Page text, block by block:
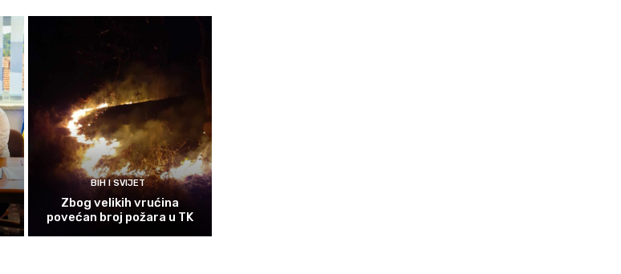
BIH I SVIJET
Zbog velikih vrućina
povećan broj požara u TK